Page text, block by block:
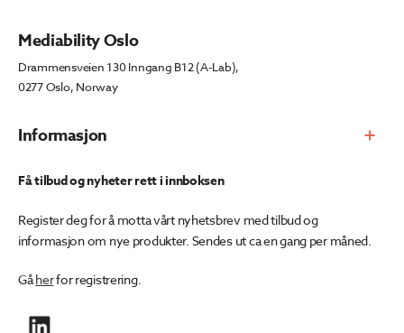
Informasjon
Mediability Oslo
Drammensveien 130 Inngang B12 (A-Lab),
0277 Oslo, Norway
Få tilbud og nyheter rett i innboksen
Register deg for å motta vårt nyhetsbrev med tilbud og
informasjon om nye produkter. Sendes ut ca en gang per måned.
Gåherfor registrering.